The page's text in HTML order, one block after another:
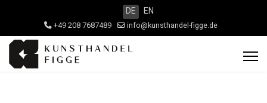
DE EN
+49 208 7687489 info@kunsthandel-figge.de